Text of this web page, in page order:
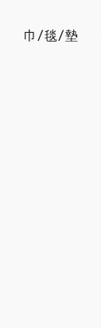
巾/毯/墊